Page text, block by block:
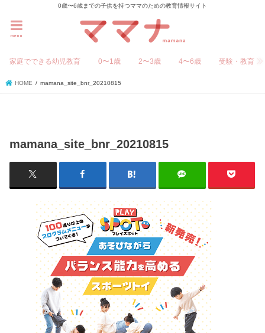
0歳〜6歳までの子供を持つママのための教育情報サイト
menu
家庭でできる幼児教育 0〜1歳 2〜3歳 4〜6歳 受験・教育
HOME mamana_site_bnr_20210815
mamana_site_bnr_20210815